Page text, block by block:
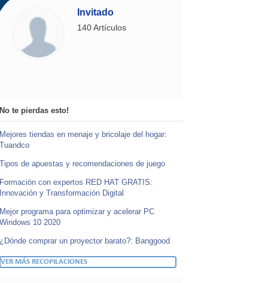
Invitado
140 Artículos
No te pierdas esto!
Mejores tiendas en menaje y bricolaje del hogar:
Tuandco
Tipos de apuestas y recomendaciones de juego
Formación con expertos RED HAT GRATIS:
Innovación y Transformación Digital
Mejor programa para optimizar y acelerar PC
Windows 10 2020
¿Dónde comprar un proyector barato?: Banggood
VER MÁS RECOPILACIONES